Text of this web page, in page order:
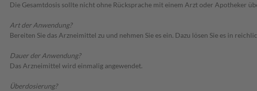
Die Gesamtdosis sollte nicht ohne Rücksprache mit einem Arzt oder Apotheker
Art der Anwendung?
Bereiten Sie das Arzneimittel zu und nehmen Sie es ein. Dazu lösen Sie es in
Dauer der Anwendung?
Das Arzneimittel wird einmalig angewendet.
Überdosierung?